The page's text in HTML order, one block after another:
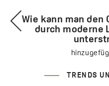
Wie kann man den
durch moderne
TRENDS